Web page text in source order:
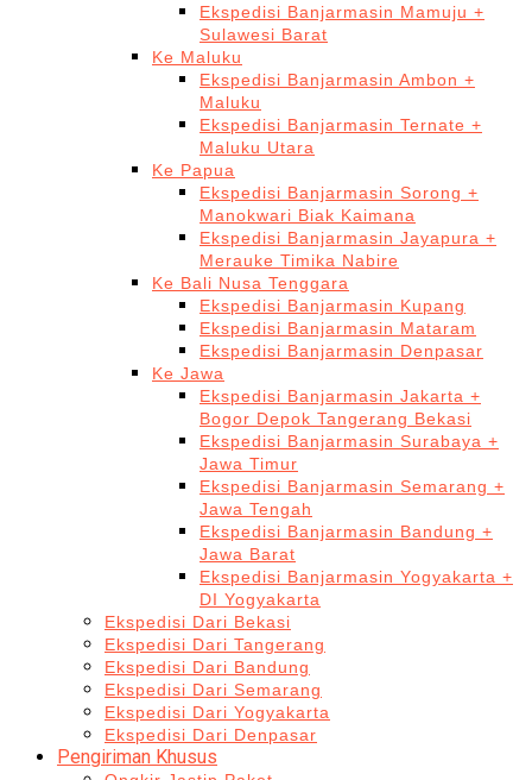
Ekspedisi Banjarmasin Mamuju +
Sulawesi Barat
Ke Maluku
Ekspedisi Banjarmasin Ambon +
Maluku
Ekspedisi Banjarmasin Ternate +
Maluku Utara
Ke Papua
Ekspedisi Banjarmasin Sorong +
Manokwari Biak Kaimana
Ekspedisi Banjarmasin Jayapura +
Merauke Timika Nabire
Ke Bali Nusa Tenggara
Ekspedisi Banjarmasin Kupang
Ekspedisi Banjarmasin Mataram
Ekspedisi Banjarmasin Denpasar
Ke Jawa
Ekspedisi Banjarmasin Jakarta +
Bogor Depok Tangerang Bekasi
Ekspedisi Banjarmasin Surabaya +
Jawa Timur
Ekspedisi Banjarmasin Semarang +
Jawa Tengah
Ekspedisi Banjarmasin Bandung +
Jawa Barat
Ekspedisi Banjarmasin Yogyakarta +
DI Yogyakarta
Ekspedisi Dari Bekasi
Ekspedisi Dari Tangerang
Ekspedisi Dari Bandung
Ekspedisi Dari Semarang
Ekspedisi Dari Yogyakarta
Ekspedisi Dari Denpasar
Pengiriman Khusus